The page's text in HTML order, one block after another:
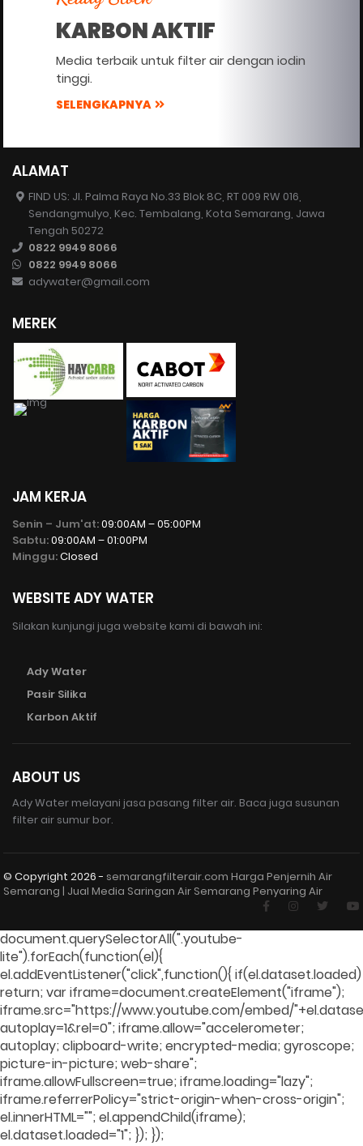
KARBON AKTIF
Media terbaik untuk filter air dengan iodin
tinggi.
SELENGKAPNYA
ALAMAT
FIND US: Jl. Palma Raya No.33 Blok 8C, RT 009 RW 016,
Sendangmulyo, Kec. Tembalang, Kota Semarang, Jawa
Tengah 50272
0822 9949 8066
0822 9949 8066
adywater@gmail.com
MEREK
JAM KERJA
Senin – Jum'at:09:00AM – 05:00PM
Sabtu:09:00AM – 01:00PM
Minggu:Closed
WEBSITE ADY WATER
Silakan kunjungi juga website kami di bawah ini:
Ady Water
Pasir Silika
Karbon Aktif
ABOUT US
Ady Water melayani jasa pasang filter air. Baca juga susunan
filter air sumur bor.
© Copyright2026 - semarangfilterair.com Harga Penjernih Air
Semarang | Jual Media Saringan Air Semarang Penyaring Air
document.querySelectorAll(".youtube-
lite").forEach(function(el){
el.addEventListener("click",function(){ if(el.dataset.loaded)
return; var iframe=document.createElement("iframe");
iframe.src="https://www.youtube.com/embed/
autoplay=1&rel=0"; iframe.allow="accelerometer;
autoplay; clipboard-write; encrypted-media; gyroscope;
picture-in-picture; web-share";
iframe.allowFullscreen=true; iframe.loading="lazy";
iframe.referrerPolicy="strict-origin-when-cross-origin";
el.innerHTML=""; el.appendChild(iframe);
el.dataset.loaded="1"; }); });